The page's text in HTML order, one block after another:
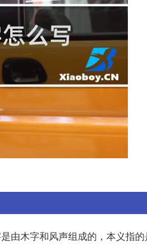
由木字和风声组成的，本义指